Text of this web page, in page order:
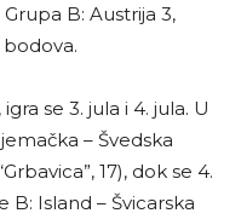
B: Austrija 3,
bodova.
se 3. jula i 4. jula. U
– Švedska
17), dok se 4.
Island – Švicarska